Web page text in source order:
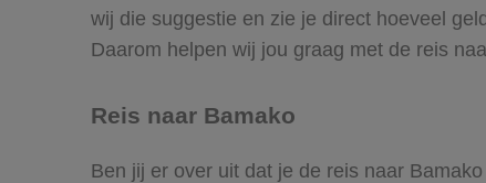
wij die suggestie en zie je direct hoeveel
Daarom helpen wij jou graag met de reis
Reis naar Bamako
Ben jij er over uit dat je de reis naar